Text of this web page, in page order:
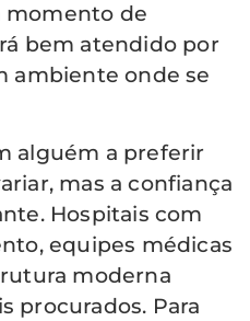
momento de
bem atendido por
ambiente onde se
alguém a preferir
mas a confiança
Hospitais com
equipes médicas
moderna
procurados. Para